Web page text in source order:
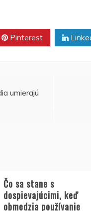
Pinterest
umierajú
Čo sa stane s
dospievajúcimi, keď
obmedzia používanie